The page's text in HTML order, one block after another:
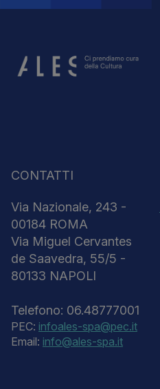
CONTATTI
Via Nazionale, 243 -
00184 ROMA
Via Miguel Cervantes
de Saavedra, 55/5 -
80133 NAPOLI
Telefono: 06.48777001
PEC: infoales-spa@pec.it
Email: info@ales-spa.it